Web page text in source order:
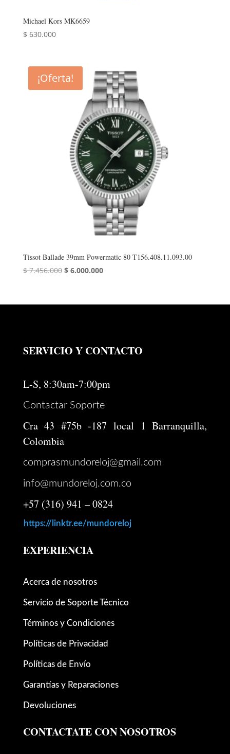
Michael Kors MK6659
$ 630.000
¡Oferta!
Tissot Ballade 39mm Powermatic 80 T156.408.11.093.00
$7.456.000 El
era:
$6.000.000El
es:
SERVICIO Y CONTACTO
L-S, 8:30am-7:00pm
Contactar Soporte
Cra 43 #75b -187 local 1 Barranquilla,
Colombia
comprasmundoreloj@gmail.com
info@mundoreloj.com.co
+57 (316) 941 – 0824
https://linktr.ee/mundoreloj
EXPERIENCIA
Acerca de nosotros
Servicio de Soporte Técnico
Términos y Condiciones
Políticas de Privacidad
Políticas de Envío
Garantías y Reparaciones
Devoluciones
CONTACTATE CON NOSOTROS